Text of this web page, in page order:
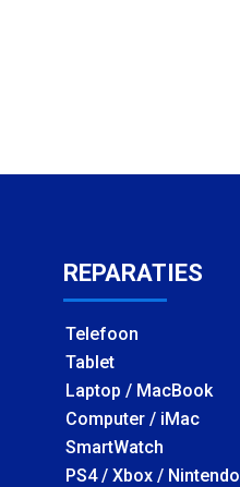
REPARATIES
Telefoon
Tablet
Laptop / MacBook
Computer / iMac
SmartWatch
PS4 / Xbox / Nintendo